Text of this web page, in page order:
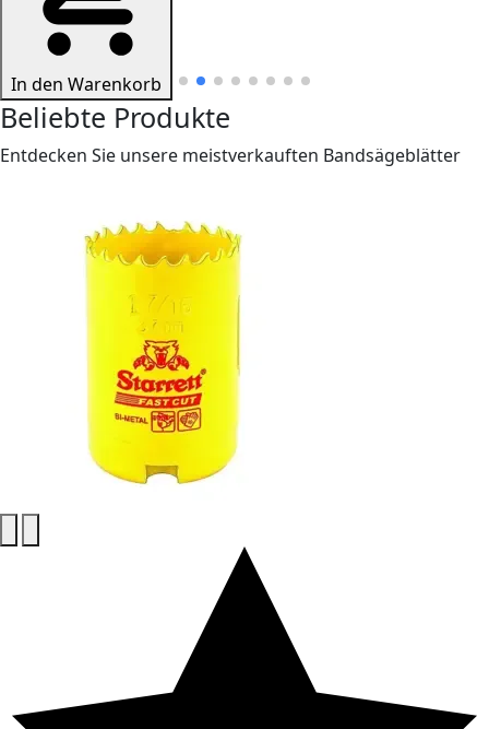
In den Warenkorb
Beliebte Produkte
Entdecken Sie unsere meistverkauften Bandsägeblätter